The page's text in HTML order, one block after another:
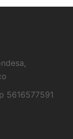
5616577591